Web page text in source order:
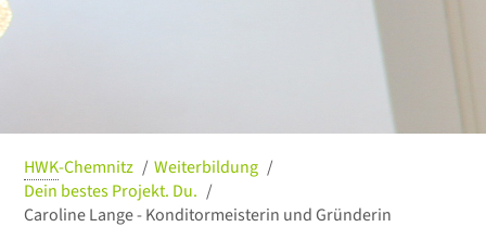
HWK-Chemnitz
Weiterbildung
Dein bestes Projekt. Du.
Caroline Lange - Konditormeisterin und Gründerin